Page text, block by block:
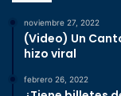
noviembre 27, 2022
(Video) Un
hizo viral
febrero 26, 2022